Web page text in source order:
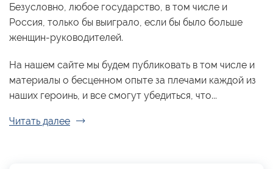
Безусловно, любое государство, в том числе и
Россия, только бы выиграло, если бы было больше
женщин-руководителей.
На нашем сайте мы будем публиковать в том числе и
материалы о бесценном опыте за плечами каждой из
наших героинь, и все смогут убедиться, что...
Читать далее